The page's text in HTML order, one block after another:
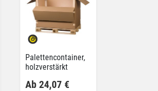
Palettencontainer,
holzverstärkt
Ab 24,07 €